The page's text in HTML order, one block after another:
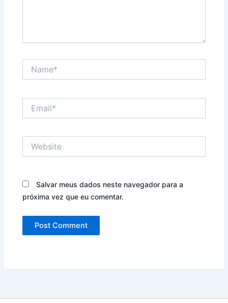
Salvar meus dados neste navegador para a
próxima vez que eu comentar.